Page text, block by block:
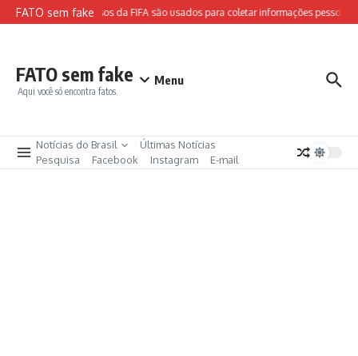
Ir para o conteúdo
FATO sem fakeSites falsos da FIFA são usados para coletar informações pessoais
FATO sem fake
Aqui você só encontra fatos.
Menu
Notícias do Brasil
Últimas Notícias
Pesquisa
Facebook Instagram E-mail